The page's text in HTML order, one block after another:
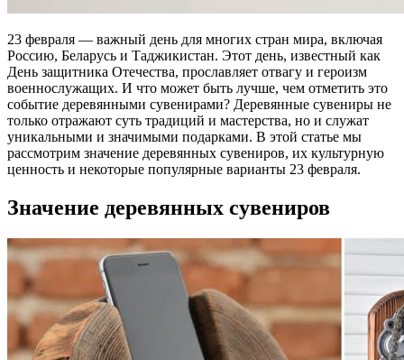
23 февраля — важный день для многих стран мира, включая
Россию, Беларусь и Таджикистан. Этот день, известный как
День защитника Отечества, прославляет отвагу и героизм
военнослужащих. И что может быть лучше, чем отметить это
событие деревянными сувенирами? Деревянные сувениры не
только отражают суть традиций и мастерства, но и служат
уникальными и значимыми подарками. В этой статье мы
рассмотрим значение деревянных сувениров, их культурную
ценность и некоторые популярные варианты 23 февраля.
Значение деревянных сувениров